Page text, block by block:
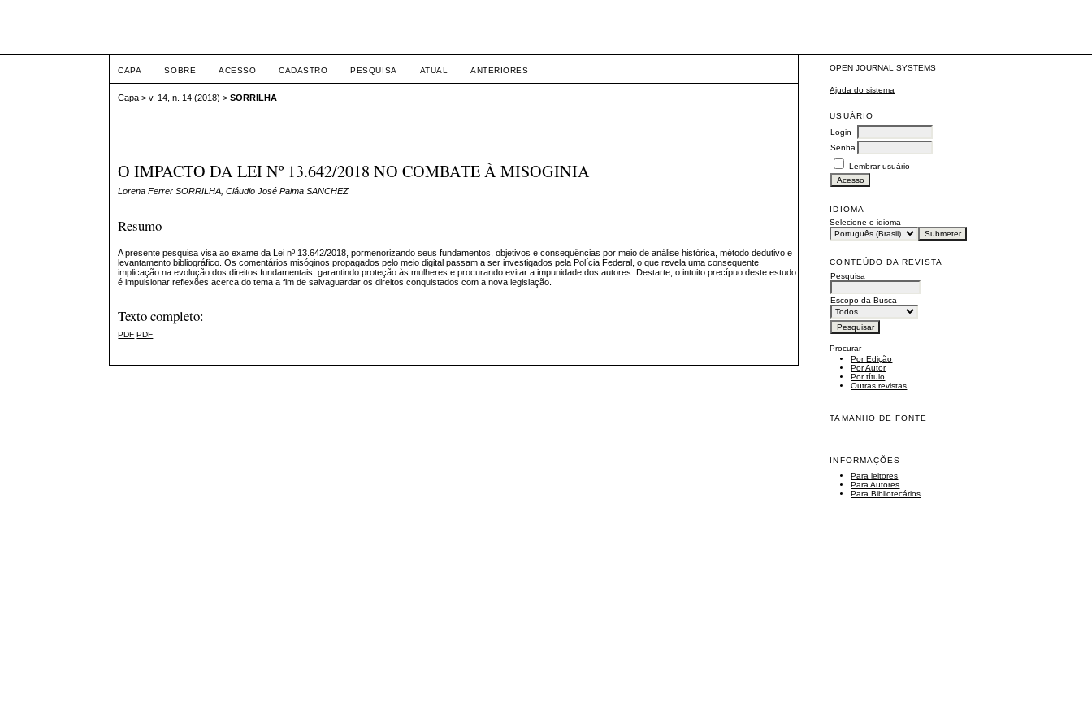
OPEN JOURNAL SYSTEMS
Ajuda do sistema
USUÁRIO
Login
Senha
Lembrar usuário
IDIOMA
Selecione o idioma
CONTEÚDO DA REVISTA
Pesquisa
Escopo da Busca
Procurar
Por Edição
Por Autor
Por título
Outras revistas
TAMANHO DE FONTE
INFORMAÇÕES
Para leitores
Para Autores
Para Bibliotecários
CAPA SOBRE ACESSO CADASTRO PESQUISA ATUAL ANTERIORES
Capa >v. 14, n. 14 (2018) >SORRILHA
O IMPACTO DA LEI Nº 13.642/2018 NO COMBATE À MISOGINIA
Lorena Ferrer SORRILHA, Cláudio José Palma SANCHEZ
Resumo
A presente pesquisa visa ao exame da Lei nº 13.642/2018, pormenorizando seus fundamentos, objetivos e consequências por meio de análise histórica, método dedutivo e
levantamento bibliográfico. Os comentários misóginos propagados pelo meio digital passam a ser investigados pela Polícia Federal, o que revela uma consequente
implicação na evolução dos direitos fundamentais, garantindo proteção às mulheres e procurando evitar a impunidade dos autores. Destarte, o intuito precípuo deste estudo
é impulsionar reflexões acerca do tema a fim de salvaguardar os direitos conquistados com a nova legislação.
Texto completo:
PDF PDF